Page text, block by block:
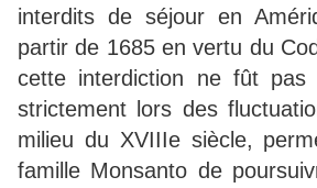
interdits de séjour en
partir de 1685 en vertu du
cette interdiction ne fût pas
strictement lors des
milieu du XVIIIe siècle,
famille Monsanto de